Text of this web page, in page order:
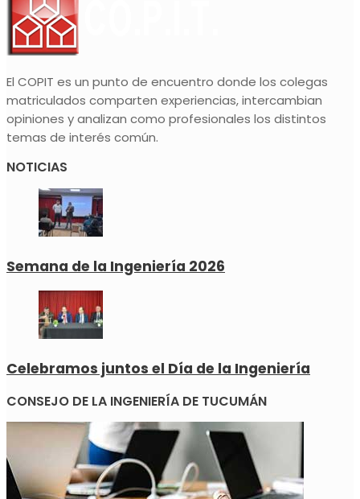
El COPIT es un punto de encuentro donde los colegas
matriculados comparten experiencias, intercambian
opiniones y analizan como profesionales los distintos
temas de interés común.
NOTICIAS
Semana de la Ingeniería 2026
Celebramos juntos el Día de la Ingeniería
CONSEJO DE LA INGENIERÍA DE TUCUMÁN